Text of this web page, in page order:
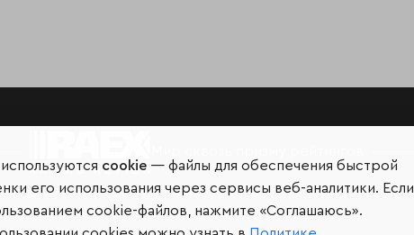
cookie — файлы для обеспечения быстрой
его использования через сервисы веб-аналитики. Если
cookie-файлов, нажмите «Соглашаюсь».